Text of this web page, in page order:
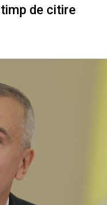
de citire